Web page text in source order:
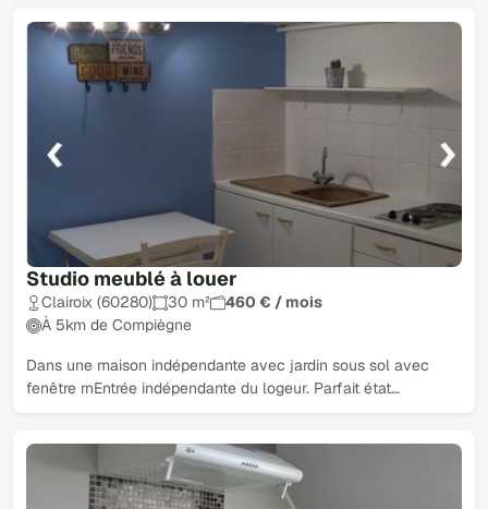
Studio meublé à louer
Clairoix (60280) 30 m²
460 € / mois
À 5km de Compiègne
Dans une maison indépendante avec jardin sous sol avec
fenêtre rnEntrée indépendante du logeur. Parfait état…